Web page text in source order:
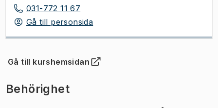
031-772 11 67
Gå till personsida
Gå till kurshemsidan
(Öppnas i ny flik)
Behörighet